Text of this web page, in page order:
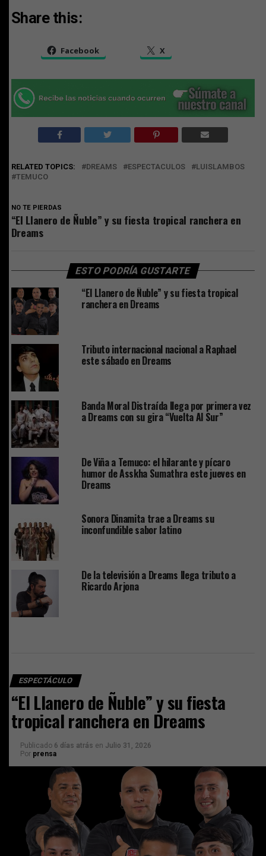
Share this:
Facebook X
RELATED TOPICS: DREAMS ESPECTACULOS
LUISLAMBOS
TEMUCO
NO TE PIERDAS
“El Llanero de Ñuble” y su fiesta tropical ranchera en
Dreams
ESTO PODRÍA GUSTARTE
“El Llanero de Ñuble” y su fiesta tropical
ranchera en Dreams
Tributo internacional nacional a Raphael
este sábado en Dreams
Banda Moral Distraída llega por primera vez
a Dreams con su gira “Vuelta Al Sur”
De Viña a Temuco: el hilarante y pícaro
humor de Asskha Sumathra este jueves en
Dreams
Sonora Dinamita trae a Dreams su
inconfundible sabor latino
De la televisión a Dreams llega tributo a
Ricardo Arjona
ESPECTÁCULO
“El Llanero de Ñuble” y su fiesta
tropical ranchera en Dreams
Publicado 6 días atrás en Julio 31, 2026
Por prensa